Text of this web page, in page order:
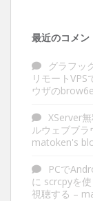
最近のコメン
グラフッ
リモートVPS
ウザの
XServer
ルウェブブ
matoken's
PCで
に scrcpyを
視聴する –